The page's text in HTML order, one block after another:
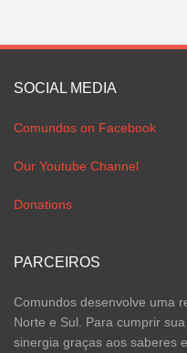
SOCIAL MEDIA
Comundos on Facebook
Our Youtube Channel
Donations
PARCEIROS
Comundos desenvolve uma
Norte e Sul. Para cumprir
sinergia graças aos saberes